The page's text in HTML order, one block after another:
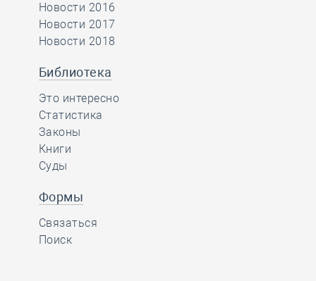
Новости 2016
Новости 2017
Новости 2018
Библиотека
Это интересно
Статистика
Законы
Книги
Суды
Формы
Связаться
Поиск